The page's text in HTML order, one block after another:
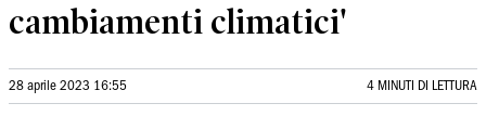
cambiamenti climatici'
28 aprile 2023 16:55 4 MINUTI DI LETTURA